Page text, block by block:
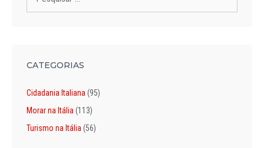
CATEGORIAS
Cidadania Italiana (95)
Morar na Itália (113)
Turismo na Itália (56)